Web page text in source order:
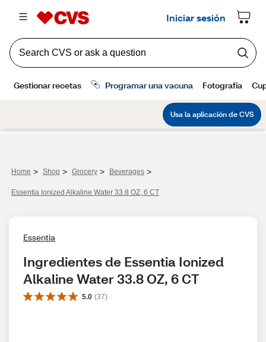
Home > Shop > Grocery > Beverages >
Essentia Ionized Alkaline Water 33.8 OZ, 6 CT
Essentia
Ingredientes de Essentia Ionized
Alkaline Water 33.8 OZ, 6 CT
5.0 (37)